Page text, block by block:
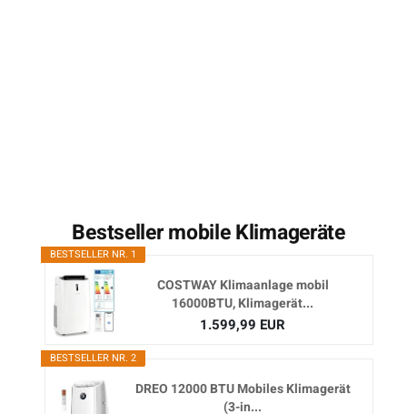
Bestseller mobile Klimageräte
BESTSELLER NR. 1
COSTWAY Klimaanlage mobil
16000BTU, Klimagerät...
1.599,99 EUR
BESTSELLER NR. 2
DREO 12000 BTU Mobiles Klimagerät
(3-in...